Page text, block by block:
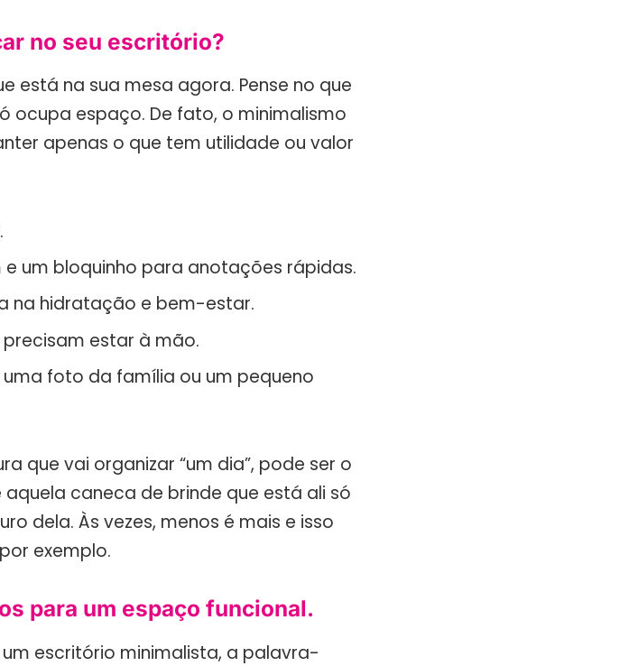
no seu escritório?
está na sua mesa agora. Pense no que
ocupa espaço. De fato, o minimalismo
apenas o que tem utilidade ou valor
um bloquinho para anotações rápidas.
na hidratação e bem-estar.
estar à mão.
foto da família ou um pequeno
que vai organizar “um dia”, pode ser o
caneca de brinde que está ali só
dela. Às vezes, menos é mais e isso
exemplo.
para um espaço funcional.
escritório minimalista, a palavra-